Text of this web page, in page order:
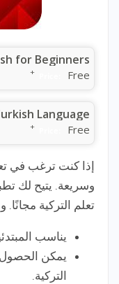
for Beginners!
Free
+
Language
Free
+
إذا كنت ترغب في
تعلم التركية
يناسب
يمكن الحصول
التركية.